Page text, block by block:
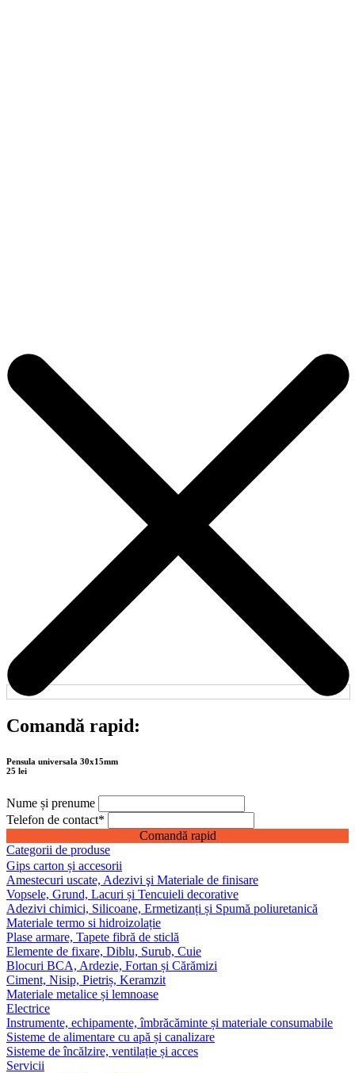
Comandă rapid:
Pensula universala 30x15mm
25 lei
Nume și prenume
Telefon de contact*
Comandă rapid
Categorii de produse
Gips carton și accesorii
Amestecuri uscate, Adezivi şi Materiale de finisare
Vopsele, Grund, Lacuri și Tencuieli decorative
Adezivi chimici, Silicoane, Ermetizanți și Spumă poliuretanică
Materiale termo si hidroizolație
Plase armare, Tapete fibră de sticlă
Elemente de fixare, Diblu, Surub, Cuie
Blocuri BCA, Ardezie, Fortan și Cărămizi
Ciment, Nisip, Pietriș, Keramzit
Materiale metalice și lemnoase
Electrice
Instrumente, echipamente, îmbrăcăminte și materiale consumabile
Sisteme de alimentare cu apă și canalizare
Sisteme de încălzire, ventilație și acces
Servicii